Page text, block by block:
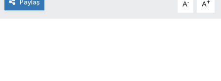
Paylaş A- A+